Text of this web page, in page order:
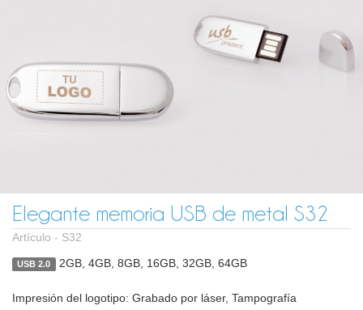
Elegante memoria USB de metal S32
Artículo - S32
USB 2.0 2GB, 4GB, 8GB, 16GB, 32GB, 64GB
Impresión del logotipo: Grabado por láser, Tampografía